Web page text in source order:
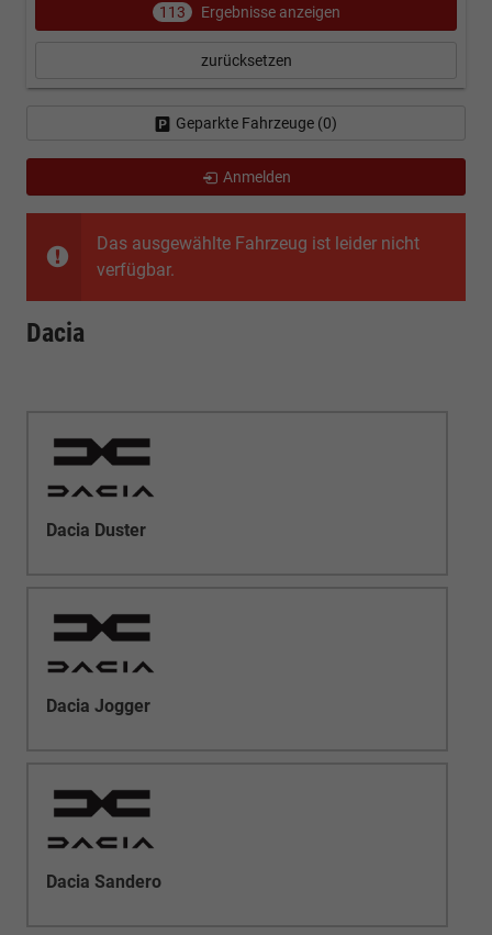
Das ausgewählte Fahrzeug ist leider nicht
verfügbar.
Dacia
Dacia Duster
Dacia Jogger
Dacia Sandero
113 Ergebnisse anzeigen
zurücksetzen
Geparkte Fahrzeuge (0)
Anmelden